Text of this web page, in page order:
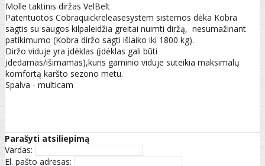
Molle taktinis diržas VelBelt
Patentuotos Cobraquickreleasesystem sistemos dėka Kobra
sagtis su saugos kilpaleidžia greitai nuimti diržą, nesumažinant
patikimumo (Kobra diržo sagti išlaiko iki 1800 kg).
Diržo viduje yra įdėklas (įdėklas gali būti
įdedamas/išimamas),kuris gaminio viduje suteikia maksimalų
komfortą karšto sezono metu.
Spalva - multicam
Parašyti atsiliepimą
Vardas:
El. pašto adresas: